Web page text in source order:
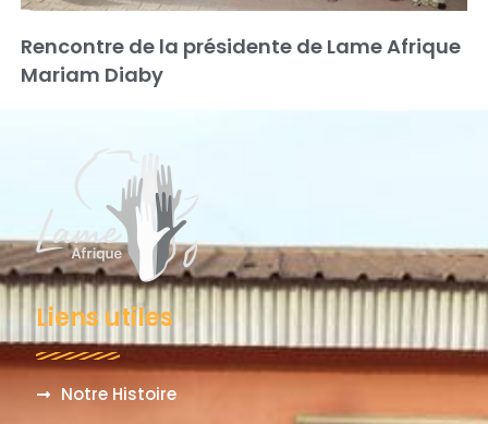
Rencontre de la présidente de Lame Afrique
Mariam Diaby
Liens utiles
Notre Histoire